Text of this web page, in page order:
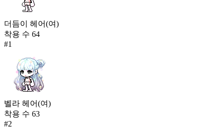
더듬이 헤어(여)
착용 수 64
#1
벨라 헤어(여)
착용 수 63
#2